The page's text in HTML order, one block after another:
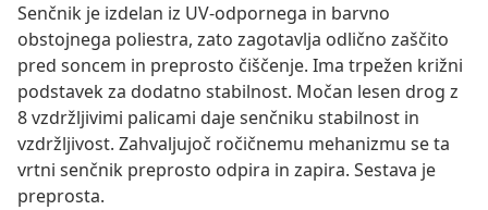
Senčnik je izdelan iz UV-odpornega in barvno
obstojnega poliestra, zato zagotavlja odlično zaščito
pred soncem in preprosto čiščenje. Ima trpežen križni
podstavek za dodatno stabilnost. Močan lesen drog z
8 vzdržljivimi palicami daje senčniku stabilnost in
vzdržljivost. Zahvaljujoč ročičnemu mehanizmu se ta
vrtni senčnik preprosto odpira in zapira. Sestava je
preprosta.